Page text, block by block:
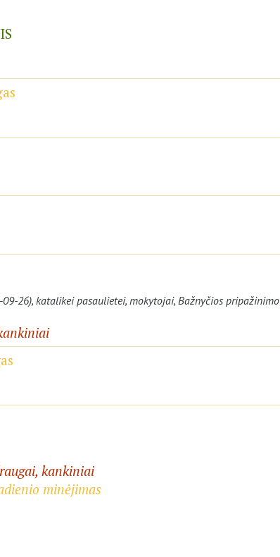
26), katalikei pasaulietei, mokytojai, Bažnyčios pripažinimo
kankiniai
minėjimas